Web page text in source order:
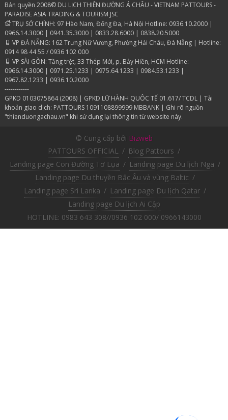
Bản quyền 2008© DU LỊCH THIÊN ĐƯỜNG Á CHÂU - VIETNAM PATTOURS -
PARADISE ASIA TRADING & TOURISM JSC
TRỤ SỞ CHÍNH: 97 Hào Nam, Đống Đa, Hà Nội Hotline: 0936.10.2000 |
0966.14.3000 | 0941.35.3000 | 0833.28.6000 | 0838.20.5000
VP ĐÀ NẴNG: 162 Trưng Nữ Vương, Phường Hải Châu, Đà Nẵng | Hotline:
0914 98 44 55 / 0936 102 000
VP SÀI GÒN: Tầng trệt, 33 Thép Mới, p. Bảy Hiền, HCM Hotline:
0966.14.3000 | 0971.25.1233 | 0975.64.1233 | 0984.53.1233 |
0967.82.1233 | 0936.10.2000
------------
GPKD 0103075864 (2008) | GPKD LỮ HÀNH QUÔC TẾ 01.617/ TCDL | Tài
khoản giao dịch: PATTOURS 1091108899999 MBBANK | Ghi rõ nguồn
"thienduongachau.vn" khi sử dụng lại thông tin từ website này.
© Cung cấp bởi Bizweb
PATTOURS OFFICIAL / Blog Pattours /
Landing page Con Đường Tơ Lụa / Landing page Du lịch Nga /
Landing page Du thuyền Bắc Âu và vùng Baltic /
Landing page Sri Lanka / Landing page Du lịch Qatar /
Landing page Du lịch Ai Cập
HOTLINE: 0983 643 308//0936 102 000/ 0966143000